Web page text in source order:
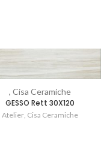
, Cisa Ceramiche
GESSO Rett 30X120
Atelier, Cisa Ceramiche